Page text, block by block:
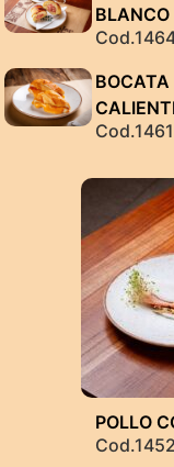
BLANCO
BOCATA
Cod.1461
POLLO
Cod.1452